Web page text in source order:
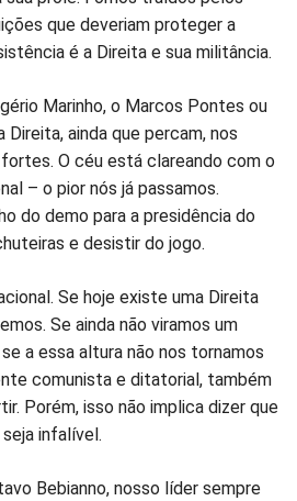
que deveriam proteger a
é a Direita e sua militância.
Marinho, o Marcos Pontes ou
ainda que percam, nos
O céu está clareando com o
– o pior nós já passamos.
do demo para a presidência do
e desistir do jogo.
Se hoje existe uma Direita
Se ainda não viramos um
a essa altura não nos tornamos
comunista e ditatorial, também
Porém, isso não implica dizer que
infalível.
Bebianno, nosso líder sempre